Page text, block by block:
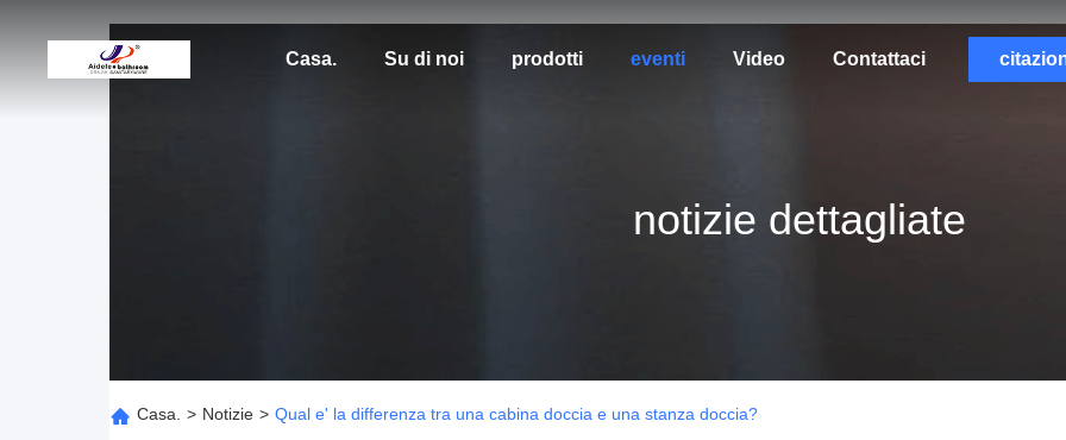
Casa. Su di noi prodotti eventi Video Contattaci
notizie dettagliate
Casa. > Notizie > Qual e' la differenza tra una cabina doccia e una stanza doccia?